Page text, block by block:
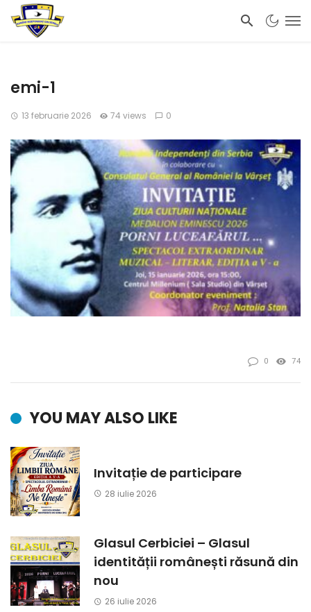
emi-1
13 februarie 2026 74 views 0
0 74
YOU MAY ALSO LIKE
Invitație de participare
28 iulie 2026
Glasul Cerbiciei – Glasul
identității românești răsună din
nou
26 iulie 2026